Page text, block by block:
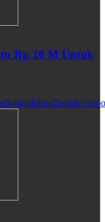
Rp 10 M Untuk
BatangBloraDemak